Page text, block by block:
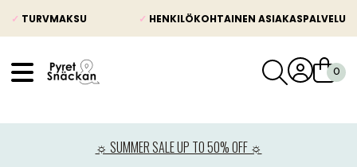
✓ TURVMAKSU ✓ HENKILÖKOHTAINEN ASIAKASPALVELU
☼ SUMMER SALE UP TO 50% OFF ☼
Lastenvaunut